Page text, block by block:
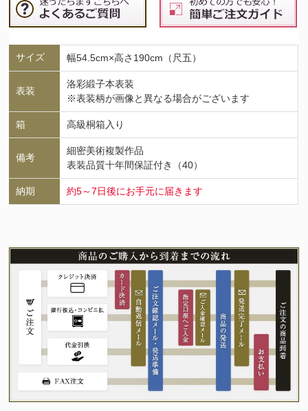
サイズ 幅54.5cm×高さ190cm（尺五）
表装
洛彩緞子本表装
※表装柄が画像と異なる場合がございます
箱 高級桐箱入り
備考
細密美術複製作品
表装品質十年間保証付き（40）
納期 約5～7日後にお手元に届きます